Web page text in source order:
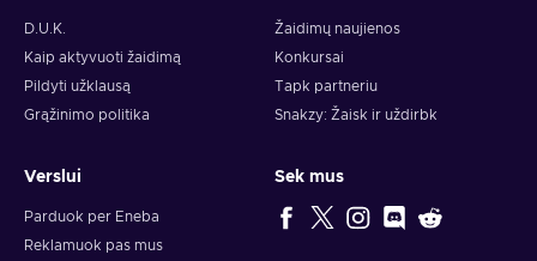
D.U.K.
Kaip aktyvuoti žaidimą
Pildyti užklausą
Grąžinimo politika
Žaidimų naujienos
Konkursai
Tapk partneriu
Snakzy: Žaisk ir uždirbk
Verslui
Parduok per Eneba
Reklamuok pas mus
Sek mus